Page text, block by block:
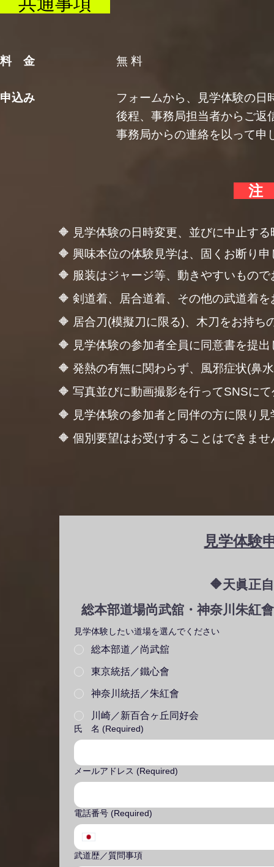
料 金 無
申込み フォームから、見学体験の日時を
後程、事務局担当者からご返信申
事務局からの連絡を以って申し込完
🔶 見学体験の日時変更、並びに中止する時
🔶 興味本位の体験見学は、固くお断り
🔶 服装はジャージ等、動きやすいものでお
🔶 剣道着、居合道着、その他の武道着をお
🔶 居合刀(模擬刀に限る)、木刀をお持ちの
🔶 見学体験の参加者全員に同意書を提出し
🔶 発熱の有無に関わらず、風邪症状(鼻水、
🔶 写真並びに動画撮影を行ってSNSにて公
🔶 見学体験の参加者と同伴の方に限り見
🔶 個別要望はお受けすることはできません
見学体験
🔶天眞正
総本部道場尚武舘・神奈川朱紅
見学体験したい道場を選んでください
総本部道／尚武舘
東京統括／鐵心會
神奈川統括／朱紅會
川崎／新百合ヶ丘同好会
氏 名 (Required)
メールアドレス (Required)
電話番号 (Required)
武道歴／質問事項